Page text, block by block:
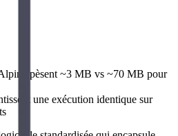
pèsent ~3 MB vs ~70 MB pour
une exécution identique sur